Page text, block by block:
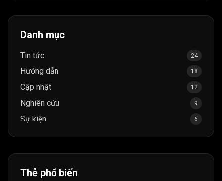
Danh mục
Tin tức 24
Hướng dẫn 18
Cập nhật 12
Nghiên cứu 9
Sự kiện 6
Thẻ phổ biến